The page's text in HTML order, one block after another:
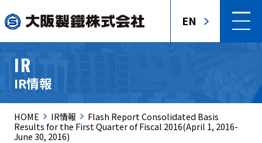
EN
IR
IR情報
HOME IR情報
Flash Report Consolidated Basis
Results for the First Quarter of Fiscal 2016(April 1, 2016-
June 30, 2016)